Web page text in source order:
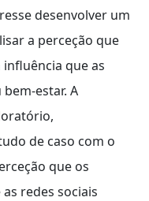
desenvolver um
a perceção que
influência que as
estar. A
de caso com o
que os
redes sociais